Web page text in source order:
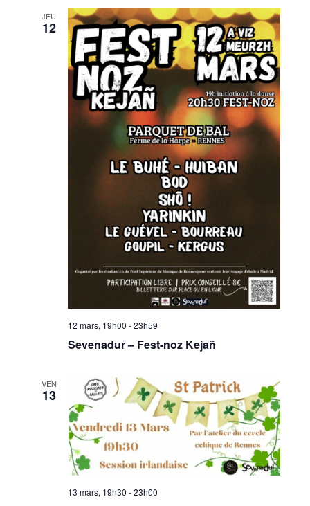
JEU
12
12 mars, 19h00 -23h59
Sevenadur – Fest-noz Kejañ
VEN
13
13 mars, 19h30 -23h00